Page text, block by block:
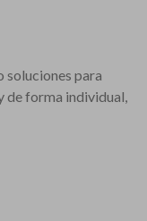
soluciones para
de forma individual,